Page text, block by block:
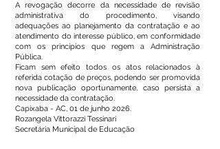
A revogação decorre da necessidade de revisão
administrativa do procedimento, visando
adequações ao planejamento da contratação e ao
atendimento do interesse público, em conformidade
com os princípios que regem a Administração
Pública.
Ficam sem efeito todos os atos relacionados à
referida cotação de preços, podendo ser promovida
nova publicação oportunamente, caso persista a
necessidade da contratação.
Capixaba - AC, 01 de junho 2026.
Rozangela Vittorazzi Tessinari
Secretária Municipal de Educação